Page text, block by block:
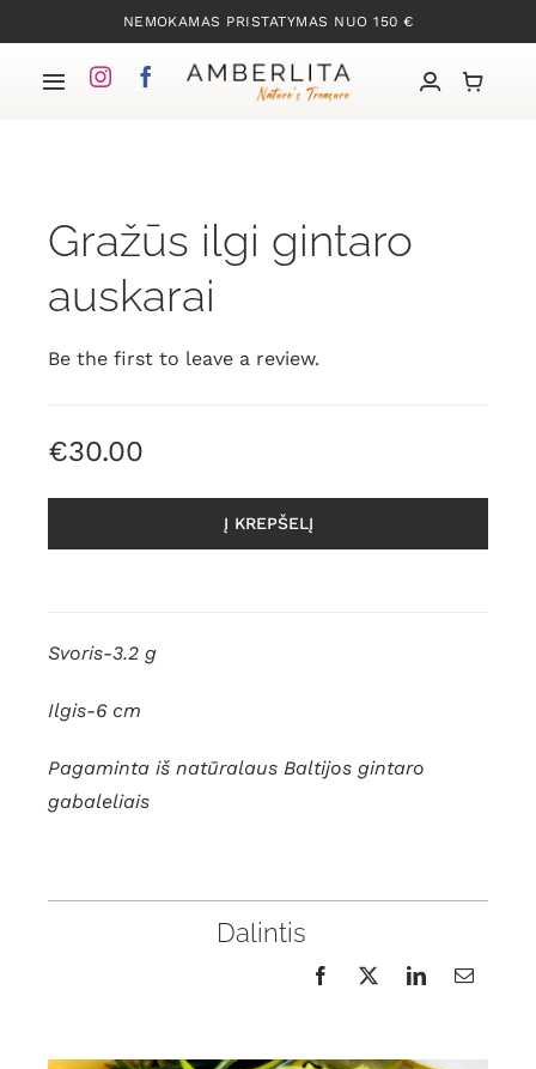
to
content
NEMOKAMAS PRISTATYMAS NUO 150 €
Toggle
Mūsų kolekcijos
Mūsų istorija
Gražūs ilgi gintaro
auskarai
Be the first to leave a review.
€30.00
Į KREPŠELĮ
Svoris-3.2 g
Ilgis-6 cm
Pagaminta iš natūralaus Baltijos gintaro
gabaleliais
Dalintis